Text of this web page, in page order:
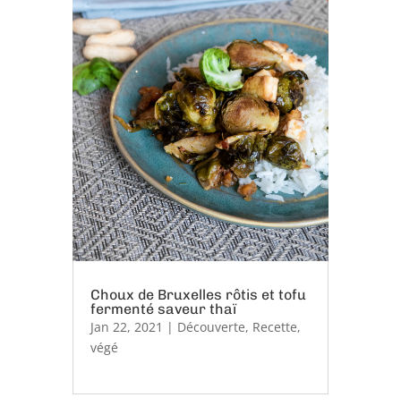
Choux de Bruxelles rôtis et tofu
fermenté saveur thaï
Jan 22, 2021 | Découverte, Recette,
végé